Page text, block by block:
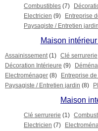
Combustibles (7)
Electricien (9) Entreprise
Paysagiste / Entretien jardin
Maison
Assainissement (1) Clé serrurerie
Décoration Intérieure (9)
Electroménager (8) Entreprise
Paysagiste / Entretien jardin (8)
Maison
Clé serrurerie (1)
Electricien (7)